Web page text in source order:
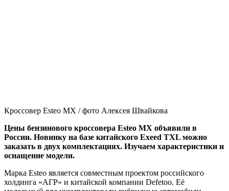
Кроссовер Esteo MX / фото Алексея Швайкова
Цены бензинового кроссовера Esteo MX объявили в
России. Новинку на базе китайского Exeed TXL можно
заказать в двух комплектациях. Изучаем характеристики и
оснащение модели.
Марка Esteo является совместным проектом российского
холдинга «АГР» и китайской компании Defetoo. Её